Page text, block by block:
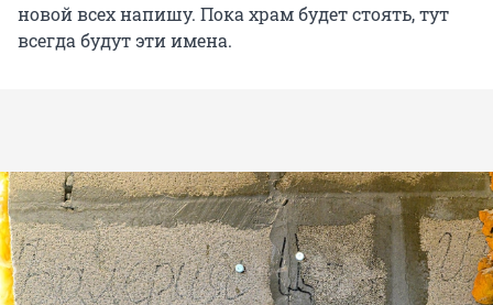
новой всех напишу. Пока храм будет стоять, тут
всегда будут эти имена.